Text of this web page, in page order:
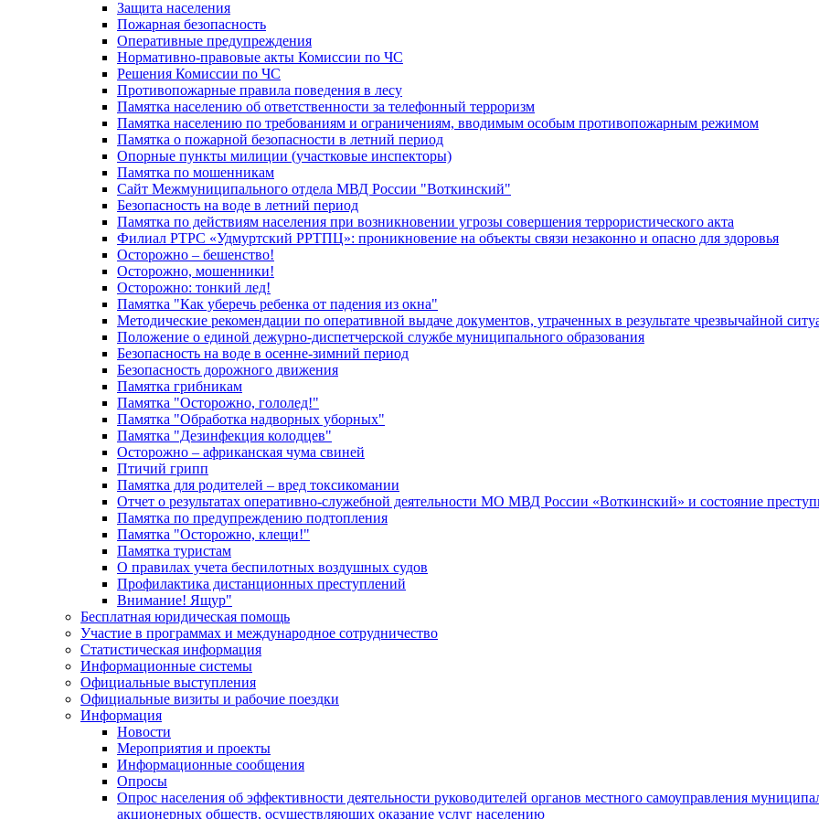
Защита населения
Пожарная безопасность
Оперативные предупреждения
Нормативно-правовые акты Комиссии по ЧС
Решения Комиссии по ЧС
Противопожарные правила поведения в лесу
Памятка населению об ответственности за телефонный терроризм
Памятка населению по требованиям и ограничениям, вводимым особым противопожарным режимом
Памятка о пожарной безопасности в летний период
Опорные пункты милиции (участковые инспекторы)
Памятка по мошенникам
Сайт Межмуниципального отдела МВД России "Воткинский"
Безопасность на воде в летний период
Памятка по действиям населения при возникновении угрозы совершения террористического акта
Филиал РТРС «Удмуртский РРТПЦ»: проникновение на объекты связи незаконно и опасно для здоровья
Осторожно – бешенство!
Осторожно, мошенники!
Осторожно: тонкий лед!
Памятка "Как уберечь ребенка от падения из окна"
Методические рекомендации по оперативной выдаче документов, утраченных в результате чрезвычайной
Положение о единой дежурно-диспетчерской службе муниципального образования
Безопасность на воде в осенне-зимний период
Безопасность дорожного движения
Памятка грибникам
Памятка "Осторожно, гололед!"
Памятка "Обработка надворных уборных"
Памятка "Дезинфекция колодцев"
Осторожно – африканская чума свиней
Птичий грипп
Памятка для родителей – вред токсикомании
Отчет о результатах оперативно-служебной деятельности МО МВД России «Воткинский» и состояние
Памятка по предупреждению подтопления
Памятка "Осторожно, клещи!"
Памятка туристам
О правилах учета беспилотных воздушных судов
Профилактика дистанционных преступлений
Внимание! Ящур"
Бесплатная юридическая помощь
Участие в программах и международное сотрудничество
Статистическая информация
Информационные системы
Официальные выступления
Официальные визиты и рабочие поездки
Информация
Новости
Мероприятия и проекты
Информационные сообщения
Опросы
Опрос населения об эффективности деятельности руководителей органов местного самоуправления
акционерных обществ, осуществляющих оказание услуг населению